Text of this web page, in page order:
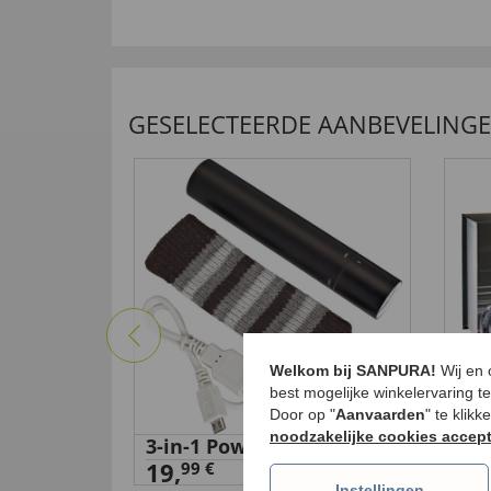
GESELECTEERDE
3-in-1 Power Station
19,99 €
set
Welkom bij SANPURA! Wij en
best mogelijke winkelervaring
Door op "Aanvaarden" te
noodzakelijke cookies